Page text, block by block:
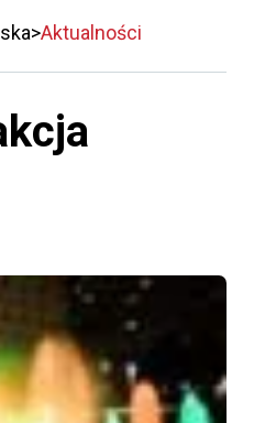
Aktualności